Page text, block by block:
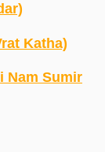
Katha)
Nam Sumir